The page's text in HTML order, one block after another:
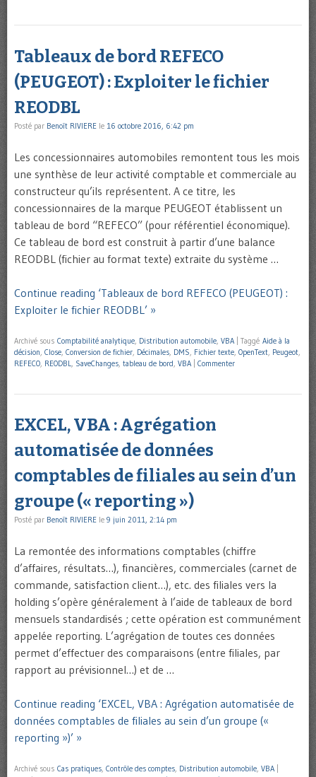
Tableaux de bord REFECO
(PEUGEOT) : Exploiter le fichier
REODBL
Posté par Benoît RIVIERE le 16 octobre 2016, 6:42 pm
Les concessionnaires automobiles remontent tous les mois
une synthèse de leur activité comptable et commerciale au
constructeur qu’ils représentent. A ce titre, les
concessionnaires de la marque PEUGEOT établissent un
tableau de bord “REFECO” (pour référentiel économique).
Ce tableau de bord est construit à partir d’une balance
REODBL (fichier au format texte) extraite du système …
Continue reading ‘Tableaux de bord REFECO (PEUGEOT) :
Exploiter le fichier REODBL’ »
Archivé sous Comptabilité analytique Distribution automobile VBA Taggé Aide à la
décision Close Conversion de fichier Décimales DMS Fichier texte OpenText Peugeot
REFECO REODBL SaveChanges tableau de bord VBA Commenter
EXCEL, VBA : Agrégation
automatisée de données
comptables de filiales au sein d’un
groupe (« reporting »)
Posté par Benoît RIVIERE le 9 juin 2011, 2:14 pm
La remontée des informations comptables (chiffre
d’affaires, résultats…), financières, commerciales (carnet de
commande, satisfaction client…), etc. des filiales vers la
holding s’opère généralement à l’aide de tableaux de bord
mensuels standardisés ; cette opération est communément
appelée reporting. L’agrégation de toutes ces données
permet d’effectuer des comparaisons (entre filiales, par
rapport au prévisionnel…) et de …
Continue reading ‘EXCEL, VBA : Agrégation automatisée de
données comptables de filiales au sein d’un groupe («
reporting »)’ »
Archivé sous Cas pratiques, Contrôle des comptes, Distribution automobile, VBA